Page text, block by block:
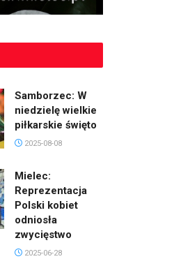
Samborzec: W
niedzielę wielkie
piłkarskie święto
2025-08-08
Mielec:
Reprezentacja
Polski kobiet
odniosła
zwycięstwo
2025-06-28